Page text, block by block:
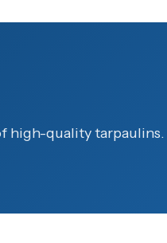
high-quality tarpaulins.